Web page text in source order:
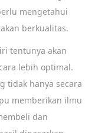
mengetahui
berkualitas.
tentunya akan
lebih optimal.
tidak hanya secara
memberikan ilmu
dan